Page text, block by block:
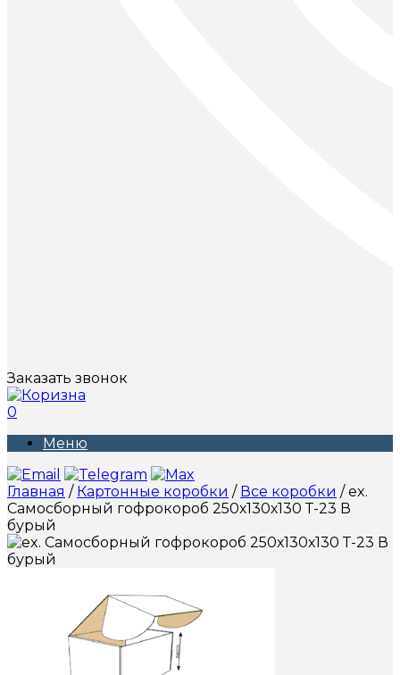
Заказать звонок
0
Меню
Главная / Картонные коробки / Все коробки / ex.
Самосборный гофрокороб 250х130х130 Т-23 В
бурый